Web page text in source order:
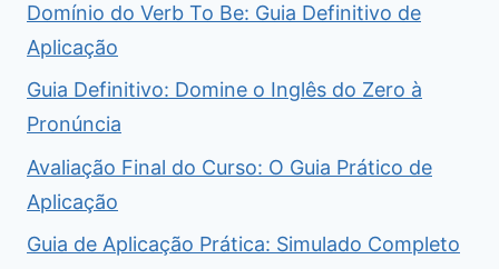
Domínio do Verb To Be: Guia Definitivo de
Aplicação
Guia Definitivo: Domine o Inglês do Zero à
Pronúncia
Avaliação Final do Curso: O Guia Prático de
Aplicação
Guia de Aplicação Prática: Simulado Completo